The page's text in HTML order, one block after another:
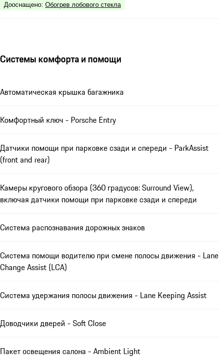
Дооснащено: Обогрев лобового стекла
Системы комфорта и помощи
Автоматическая крышка багажника
Комфортный ключ - Porsche Entry
Датчики помощи при парковке сзади и спереди - ParkAssist
(front and rear)
Камеры кругового обзора (360 градусов: Surround View),
включая датчики помощи при парковке сзади и спереди
Система распознавания дорожных знаков
Система помощи водителю при смене полосы движения - Lane
Change Assist (LCA)
Система удержания полосы движения - Lane Keeping Assist
Доводчики дверей - Soft Close
Пакет освещения салона - Ambient Light